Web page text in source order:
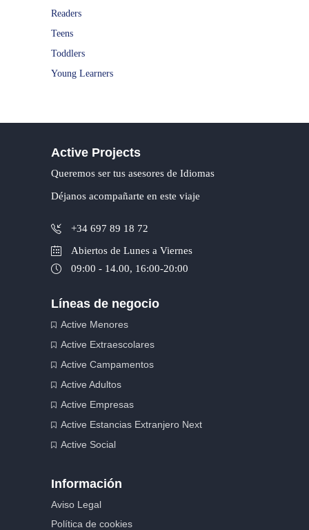
Readers
Teens
Toddlers
Young Learners
Active Projects
Queremos ser tus asesores de Idiomas
Déjanos acompañarte en este viaje
+34 697 89 18 72
Abiertos de Lunes a Viernes
09:00 - 14.00, 16:00-20:00
Líneas de negocio
Active Menores
Active Extraescolares
Active Campamentos
Active Adultos
Active Empresas
Active Estancias Extranjero Next
Active Social
Información
Aviso Legal
Política de cookies